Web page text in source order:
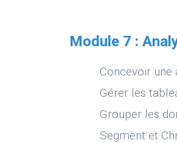
Module 7 :
Concevoir une
Gérer les
Grouper les
Segment et